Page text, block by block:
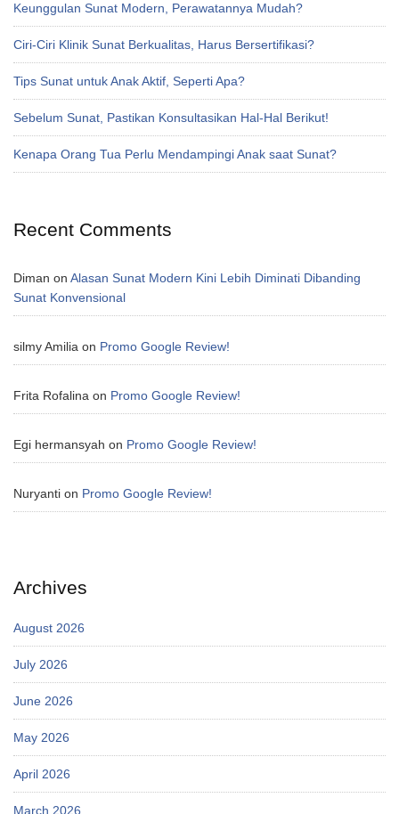
Keunggulan Sunat Modern, Perawatannya Mudah?
Ciri-Ciri Klinik Sunat Berkualitas, Harus Bersertifikasi?
Tips Sunat untuk Anak Aktif, Seperti Apa?
Sebelum Sunat, Pastikan Konsultasikan Hal-Hal Berikut!
Kenapa Orang Tua Perlu Mendampingi Anak saat Sunat?
Recent Comments
Diman on Alasan Sunat Modern Kini Lebih Diminati Dibanding
Sunat Konvensional
silmy Amilia on Promo Google Review!
Frita Rofalina on Promo Google Review!
Egi hermansyah on Promo Google Review!
Nuryanti on Promo Google Review!
Archives
August 2026
July 2026
June 2026
May 2026
April 2026
March 2026